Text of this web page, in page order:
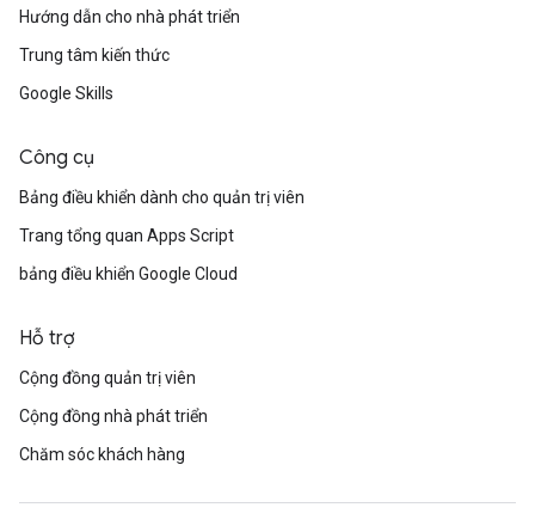
Hướng dẫn cho nhà phát triển
Trung tâm kiến thức
Google Skills
Công cụ
Bảng điều khiển dành cho quản trị viên
Trang tổng quan Apps Script
bảng điều khiển Google Cloud
Hỗ trợ
Cộng đồng quản trị viên
Cộng đồng nhà phát triển
Chăm sóc khách hàng